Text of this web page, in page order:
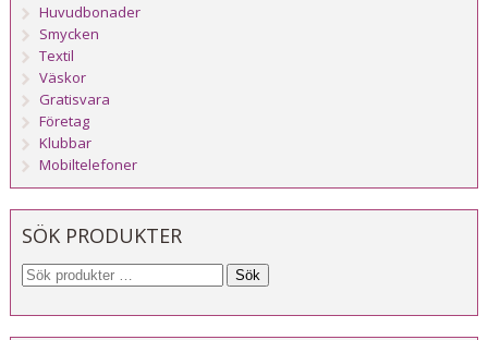
Huvudbonader
Smycken
Textil
Väskor
Gratisvara
Företag
Klubbar
Mobiltelefoner
SÖK PRODUKTER
Sök